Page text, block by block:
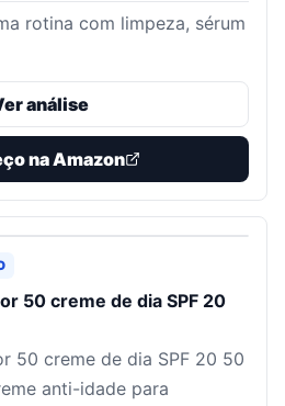
rotina com limpeza, sérum
análise
na Amazon
50 creme de dia SPF 20
50 creme de dia SPF 20 50
anti-idade para